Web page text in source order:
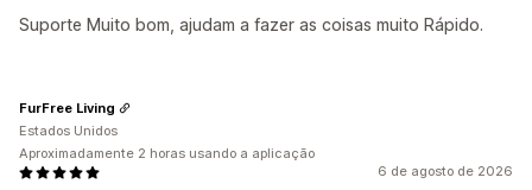
Suporte Muito bom, ajudam a fazer as coisas muito Rápido.
6 de agosto de 2026
FurFree Living
Estados Unidos
Aproximadamente 2 horas usando a aplicação